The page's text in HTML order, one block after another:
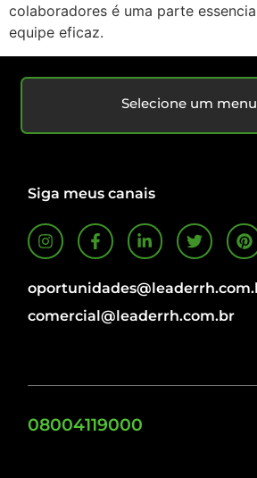
colaboradores é uma parte
equipe eficaz.
Selecione um menu
Siga meus canais
comercial@leaderrh.com.br
08004119000